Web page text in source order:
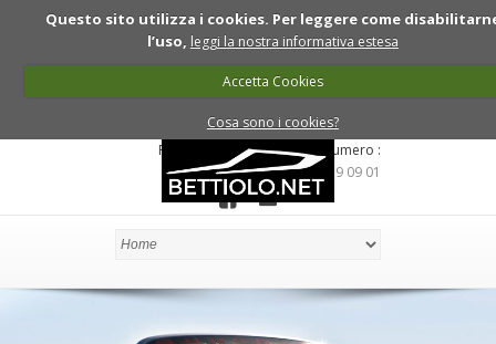
Questo sito utilizza i cookies. Per leggere come
l’uso, leggi la nostra informativa estesa
Accetta Cookies
Cosa sono i cookies?
Per informazioni chiama ll numero :
335.619 09 01